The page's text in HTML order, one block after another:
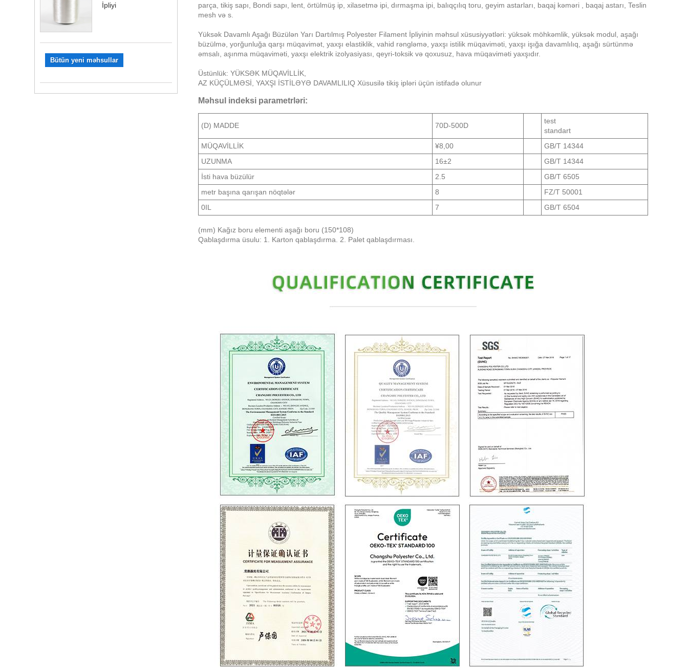
İpliyi
Bütün yeni məhsullar
parça, tikiş sapı, Bondi sapı, lent, örtülmüş ip, xilasetmə ipi, dırmaşma ipi, balıqçılıq toru, geyim astarları, baqaj kəməri , baqaj astarı, Teslin
mesh və s.
Yüksək Davamlı Aşağı Büzülən Yarı Dartılmış Polyester Filament İpliyinin məhsul xüsusiyyətləri: yüksək möhkəmlik, yüksək modul, aşağı
büzülmə, yorğunluğa qarşı müqavimət, yaxşı elastiklik, vahid rəngləmə, yaxşı istilik müqaviməti, yaxşı işığa davamlılıq, aşağı sürtünmə
əmsalı, aşınma müqaviməti, yaxşı elektrik izolyasiyası, qeyri-toksik və qoxusuz, hava müqaviməti yaxşıdır.
Üstünlük: YÜKSƏK MÜQAVİLLİK,
AZ KÜÇÜLMƏSİ, YAXŞI İSTİLƏYƏ DAVAMLILIQ Xüsusilə tikiş ipləri üçün istifadə olunur
Məhsul indeksi parametrləri:
(D) MADDE 70D-500D
test
standart
MÜQAVİLLİK
¥8,00
GB/T 14344
UZUNMA
16±2
GB/T 14344
İsti hava büzülür
2.5
GB/T 6505
metr başına qarışan nöqtələr
8
FZ/T 50001
0IL
7 GB/T 6504
(mm) Kağız boru elementi aşağı boru (150*108)
Qablaşdırma üsulu: 1. Karton qablaşdırma. 2. Palet qablaşdırması.